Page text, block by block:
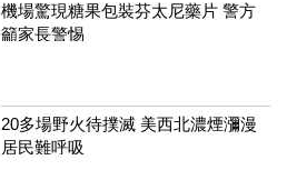
機場驚現糖果包裝芬太尼藥片 警方
籲家長警惕
20多場野火待撲滅 美西北濃煙瀰漫
居民難呼吸